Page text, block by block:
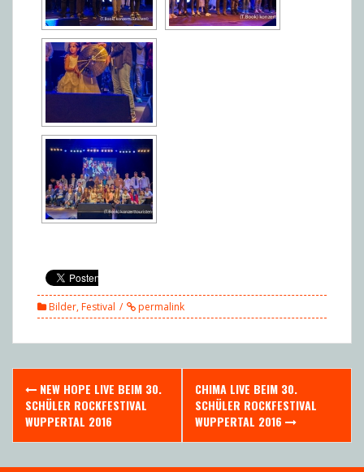
Bilder,Festival permalink
Post
navigation
NEW HOPE LIVE BEIM 30.
SCHÜLER ROCKFESTIVAL
WUPPERTAL 2016
CHIMA LIVE BEIM 30.
SCHÜLER ROCKFESTIVAL
WUPPERTAL 2016